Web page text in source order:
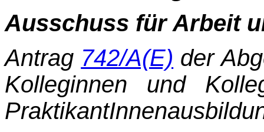
Ausschuss für Arbeit
Antrag 742/A(E) der
Kolleginnen und